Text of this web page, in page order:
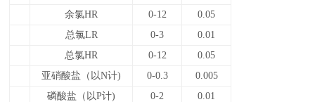
余氯HR
0-12
0.05
总氯LR
0-3
0.01
总氯HR
0-12
0.05
亚硝酸盐（以N计)
0-0.3
0.005
磷酸盐（以P计)
0-2
0.01